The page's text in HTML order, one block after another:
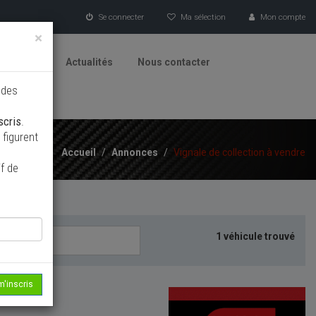
Se connecter Ma sélection Mon compte
Actualités Nous contacter
Accueil / Annonces / Vignale de collection à vendre
1 véhicule trouvé
×
.
de